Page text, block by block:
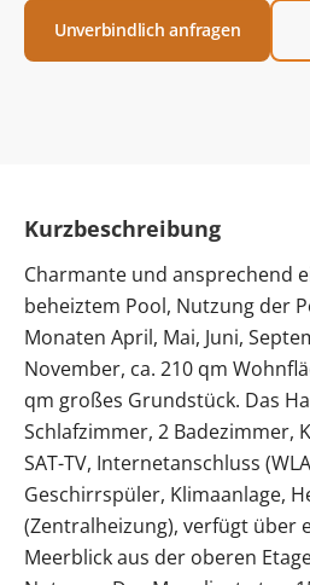
Unverbindlich anfragen
Kurzbeschreibung
Charmante und ansprechend
beheiztem Pool, Nutzung der
Monaten April, Mai, Juni,
November, ca. 210 qm
qm großes Grundstück. Das
Schlafzimmer, 2 Badezimmer,
SAT-TV, Internetanschluss
Geschirrspüler, Klimaanlage,
(Zentralheizung), verfügt über
Meerblick aus der oberen